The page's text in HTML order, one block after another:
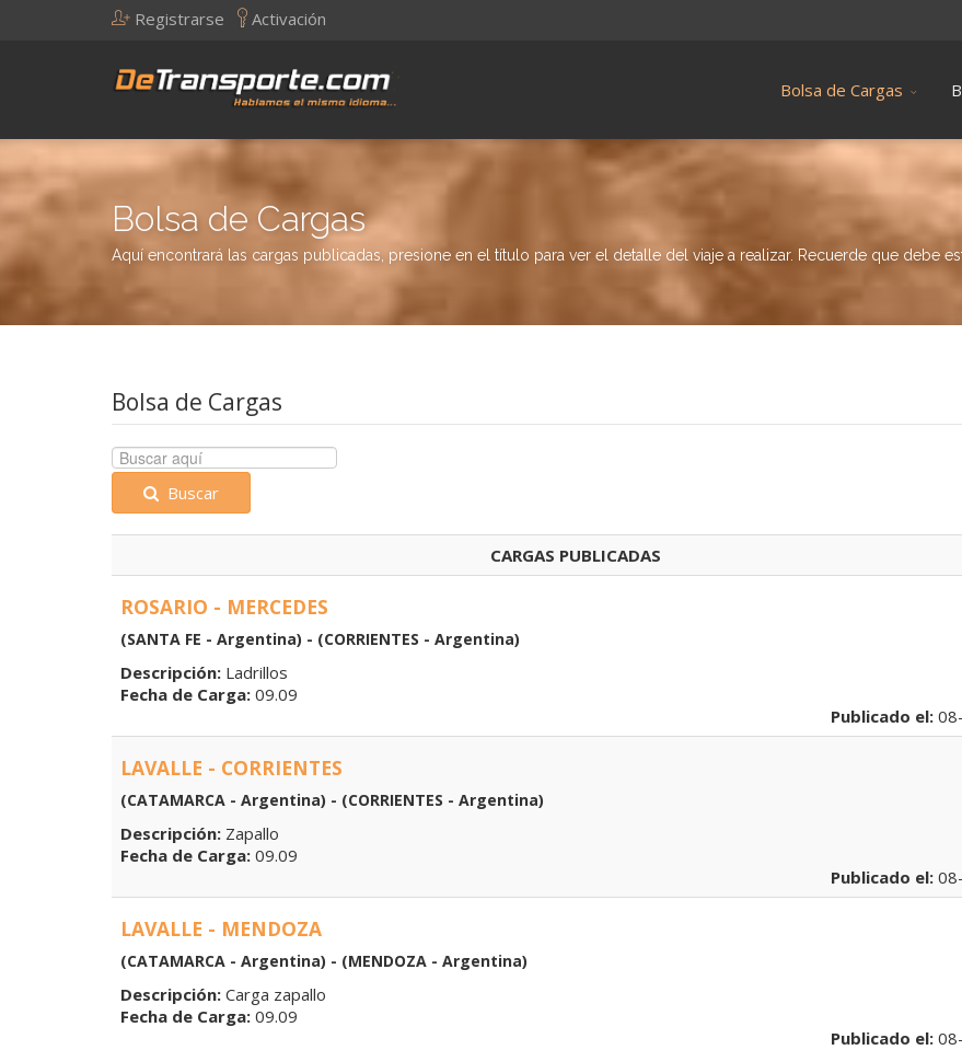
Registrarse Activación
Bolsa de Cargas
Bolsa de Cargas
Aquí encontrará las cargas publicadas, presione en el título para ver el detalle del viaje a realizar. Recuerde que debe
Bolsa de Cargas
Buscar
CARGAS PUBLICADAS
ROSARIO - MERCEDES
(SANTA FE - Argentina) - (CORRIENTES - Argentina)
Descripción: Ladrillos
Fecha de Carga: 09.09
Publicado el:
LAVALLE - CORRIENTES
(CATAMARCA - Argentina) - (CORRIENTES - Argentina)
Descripción: Zapallo
Fecha de Carga: 09.09
Publicado el:
LAVALLE - MENDOZA
(CATAMARCA - Argentina) - (MENDOZA - Argentina)
Descripción: Carga zapallo
Fecha de Carga: 09.09
Publicado el: